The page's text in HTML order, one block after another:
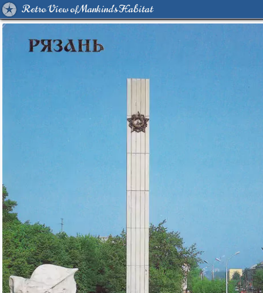
Retro View of Mankind's Habitat